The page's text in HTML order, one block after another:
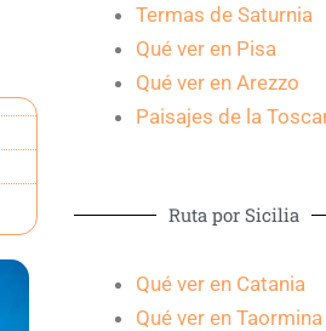
Termas de Saturnia
Qué ver en Pisa
Qué ver en Arezzo
Paisajes de la
Ruta por Sicilia
Qué ver en Catania
Qué ver en Taormina